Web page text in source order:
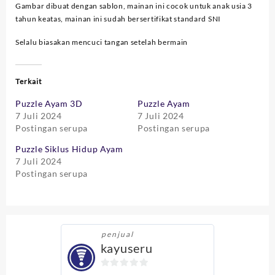
Gambar dibuat dengan sablon, mainan ini cocok untuk anak usia 3
tahun keatas, mainan ini sudah bersertifikat standard SNI
Selalu biasakan mencuci tangan setelah bermain
Terkait
Puzzle Ayam 3D
7 Juli 2024
Postingan serupa
Puzzle Ayam
7 Juli 2024
Postingan serupa
Puzzle Siklus Hidup Ayam
7 Juli 2024
Postingan serupa
penjual
kayuseru